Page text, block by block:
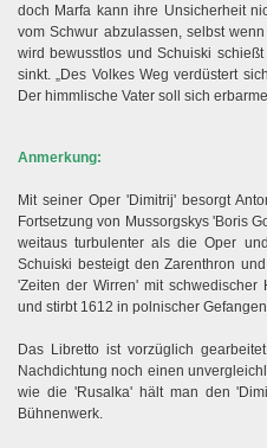
doch Marfa kann ihre Unsicherheit
vom Schwur abzulassen, selbst
wird bewusstlos und Schuiski
sinkt. „Des Volkes Weg verdüstert
Der himmlische Vater soll sich
Anmerkung:
Mit seiner Oper 'Dimitrij' besorgt
Fortsetzung von Mussorgskys 'Boris
weitaus turbulenter als die Oper
Schuiski besteigt den Zarenthron
'Zeiten der Wirren' mit
und stirbt 1612 in polnischer
Das Libretto ist vorzüglich
Nachdichtung noch einen
wie die 'Rusalka' hält man den
Bühnenwerk.